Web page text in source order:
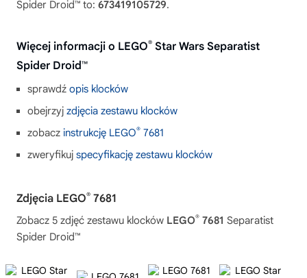
Spider Droid™ to: 673419105729.
Więcej informacji o LEGO® Star Wars Separatist
Spider Droid™
sprawdź opis klocków
obejrzyj zdjęcia zestawu klocków
zobacz instrukcję LEGO® 7681
zweryfikuj specyfikację zestawu klocków
Zdjęcia LEGO® 7681
Zobacz 5 zdjęć zestawu klocków LEGO® 7681 Separatist
Spider Droid™